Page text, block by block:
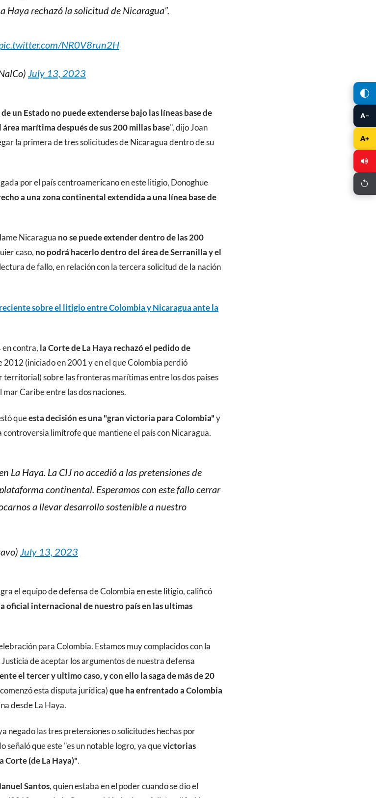
A−
A+
Haya rechazó la solicitud de Nicaragua”.
NR0V8run2H
July 13, 2023
un Estado no puede extenderse bajo las líneas base de
marítima después de sus 200 millas base", dijo Joan
la primera de tres solicitudes de Nicaragua dentro de su
por el país centroamericano en este litigio, Donoghue
a una zona continental extendida a una línea base de
Nicaragua no se puede extender dentro de las 200
caso, no podrá hacerlo dentro del área de Serranilla y el
de fallo, en relación con la tercera solicitud de la nación
sobre el litigio entre Colombia y Nicaragua ante la
en contra, la Corte de La Haya rechazó el pedido de
2012 (iniciado en 2001 y en el que Colombia perdió
sobre las fronteras marítimas entre los dos países
Caribe entre las dos naciones.
queesta decisión es una "gran victoria para Colombia"y
controversia limítrofe que mantiene el país con Nicaragua.
La Haya. La CIJ no accedió a las pretensiones de
continental. Esperamos con este fallo cerrar
a llevar desarrollo sostenible a nuestro
July 13, 2023
el equipo de defensa de Colombia en este litigio, calificó
oficial internacional de nuestro país en las ultimas
para Colombia. Estamos muy complacidos con la
de aceptar los argumentos de nuestra defensa
el tercer y ultimo caso, y con ello la saga de más de 20
esta disputa jurídica)que ha enfrentado a Colombia
desde La Haya.
negado las tres pretensiones o solicitudes hechas por
señaló que este "es un notable logro, ya quevictorias
Corte (de La Haya)".
Santos, quien estaba en el poder cuando se dio el